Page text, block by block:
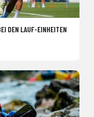
DEN LAUF-EINHEITEN